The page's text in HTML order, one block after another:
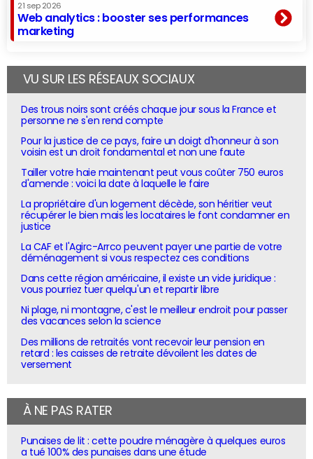
21 sep 2026
Web analytics : booster ses performances
marketing
VU SUR LES RÉSEAUX SOCIAUX
Des trous noirs sont créés chaque jour sous la France et
personne ne s'en rend compte
Pour la justice de ce pays, faire un doigt d'honneur à son
voisin est un droit fondamental et non une faute
Tailler votre haie maintenant peut vous coûter 750 euros
d'amende : voici la date à laquelle le faire
La propriétaire d'un logement décède, son héritier veut
récupérer le bien mais les locataires le font condamner en
justice
La CAF et l'Agirc-Arrco peuvent payer une partie de votre
déménagement si vous respectez ces conditions
Dans cette région américaine, il existe un vide juridique :
vous pourriez tuer quelqu'un et repartir libre
Ni plage, ni montagne, c'est le meilleur endroit pour passer
des vacances selon la science
Des millions de retraités vont recevoir leur pension en
retard : les caisses de retraite dévoilent les dates de
versement
À NE PAS RATER
Punaises de lit : cette poudre ménagère à quelques euros
a tué 100% des punaises dans une étude